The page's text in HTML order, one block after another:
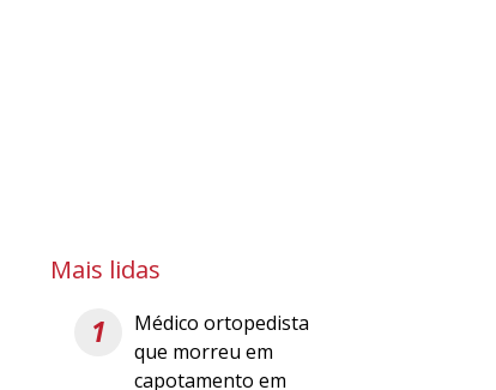
Mais lidas
1
Médico ortopedista
que morreu em
capotamento em